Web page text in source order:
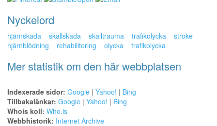
Nyckelord
hjärnskada skallskada skalltrauma trafikolycka
stroke
hjärnblödning
rehabilitering olycka trafikolycka
Mer statistik om den här webbplatsen
Indexerade sidor: Google | Yahoo! | Bing
Tillbakalänkar: Google | Yahoo! | Bing
Whois koll: Who.is
Webbhistorik: Internet Archive